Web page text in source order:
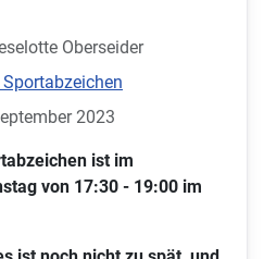
Oberseider
2023
ist im
von 17:30 - 19:00 im